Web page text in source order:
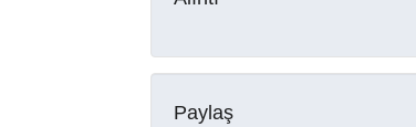
Paylaş